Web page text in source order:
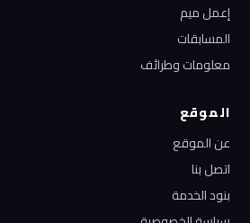
إعمل ميم
المسابقات
معلومات وطرائف
الموقع
عن الموقع
اتصل بنا
بنود الخدمة